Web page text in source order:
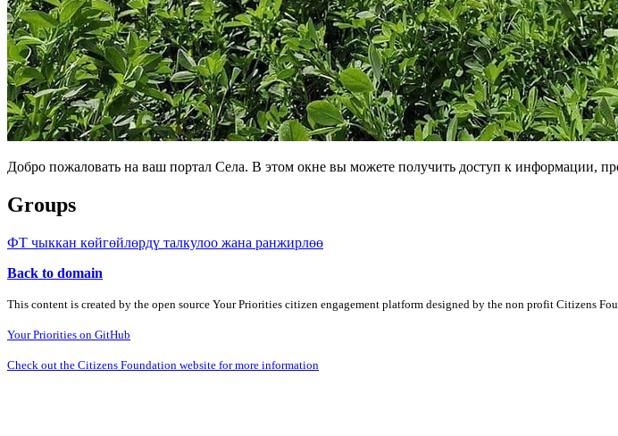
Добро пожаловать на ваш портал Села. В этом окне вы можете получить доступ к информации,
Groups
ФТ чыккан көйгөйлөрдү талкулоо жана ранжирлөө
Back to domain
This content is created by the open source Your Priorities citizen engagement platform designed by the non profit Citizens
Your Priorities on GitHub
Check out the Citizens Foundation website for more information